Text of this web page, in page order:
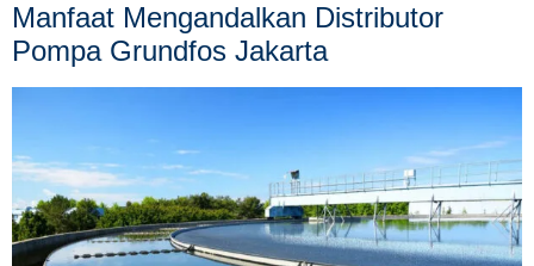
Manfaat Mengandalkan Distributor
Pompa Grundfos Jakarta